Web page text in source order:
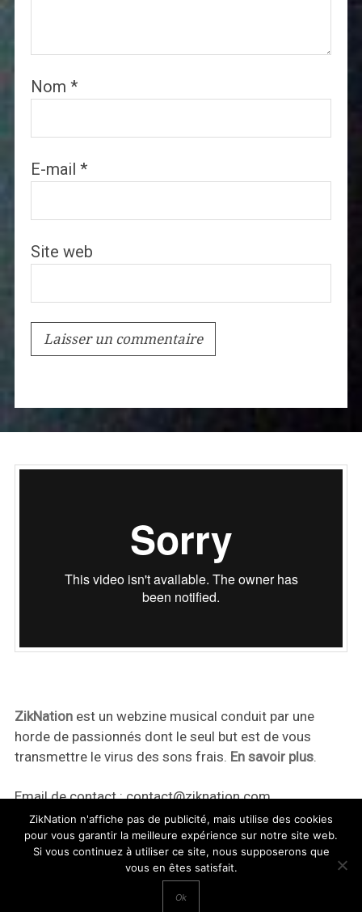
Nom *
E-mail *
Site web
ZikNationest un webzine musical conduit par une
horde de passionnés dont le seul but est de vous
transmettre le virus des sons frais. En savoir plus.
Email de contact :contact@ziknation.com
ZikNation n'affiche pas de publicité, mais utilise des cookies
pour vous garantir la meilleure expérience sur notre site web.
Si vous continuez à utiliser ce site, nous supposerons que
vous en êtes satisfait.
Ok